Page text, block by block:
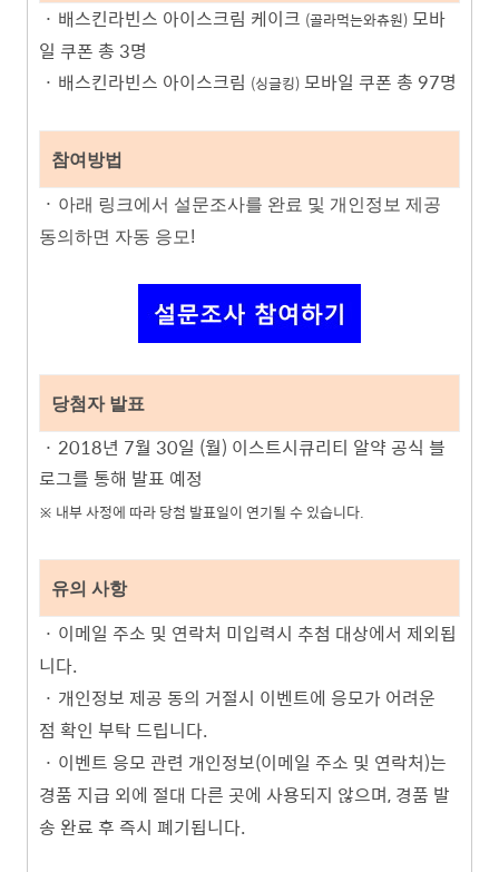
· 배스킨라빈스 아이스크림 케이크 (골라먹는와츄원)모바
일 쿠폰 총 3명
· 배스킨라빈스 아이스크림 (싱글킹)모바일 쿠폰 총 97명
참여방법
· 아래 링크에서 설문조사를 완료 및 개인정보 제공
동의하면 자동 응모!
당첨자 발표
· 2018년 7월 30일 (월) 이스트시큐리티 알약 공식 블
로그를 통해 발표 예정
※ 내부 사정에 따라 당첨 발표일이 연기될 수 있습니다.
유의 사항
· 이메일 주소 및 연락처 미입력시 추첨 대상에서 제외됩
니다.
· 개인정보 제공 동의 거절시 이벤트에 응모가 어려운
점 확인 부탁 드립니다.
· 이벤트 응모 관련 개인정보(이메일 주소 및 연락처)는
경품 지급 외에 절대 다른 곳에 사용되지 않으며, 경품 발
송 완료 후 즉시 폐기됩니다.